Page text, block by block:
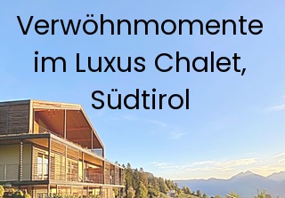
Verwöhnmomente
im Luxus Chalet,
Südtirol